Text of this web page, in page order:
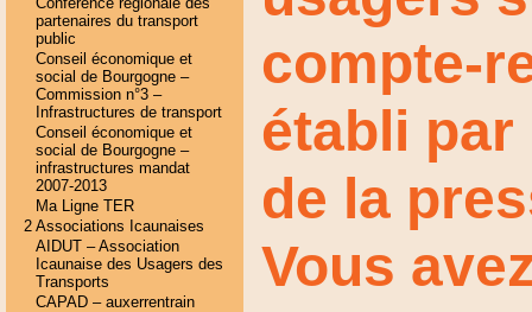
partenaires du transport
public
Conseil économique et
social de Bourgogne –
Commission n°3 –
Infrastructures de transport
Conseil économique et
social de Bourgogne –
infrastructures mandat
2007-2013
Ma Ligne TER
2 Associations Icaunaises
AIDUT – Association
Icaunaise des Usagers des
Transports
CAPAD – auxerrentrain
compte-
établi
de la
Vous